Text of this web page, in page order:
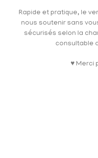
Rapide et pratique, le
nous soutenir sans
sécurisés selon la
consultable
♥ Merci